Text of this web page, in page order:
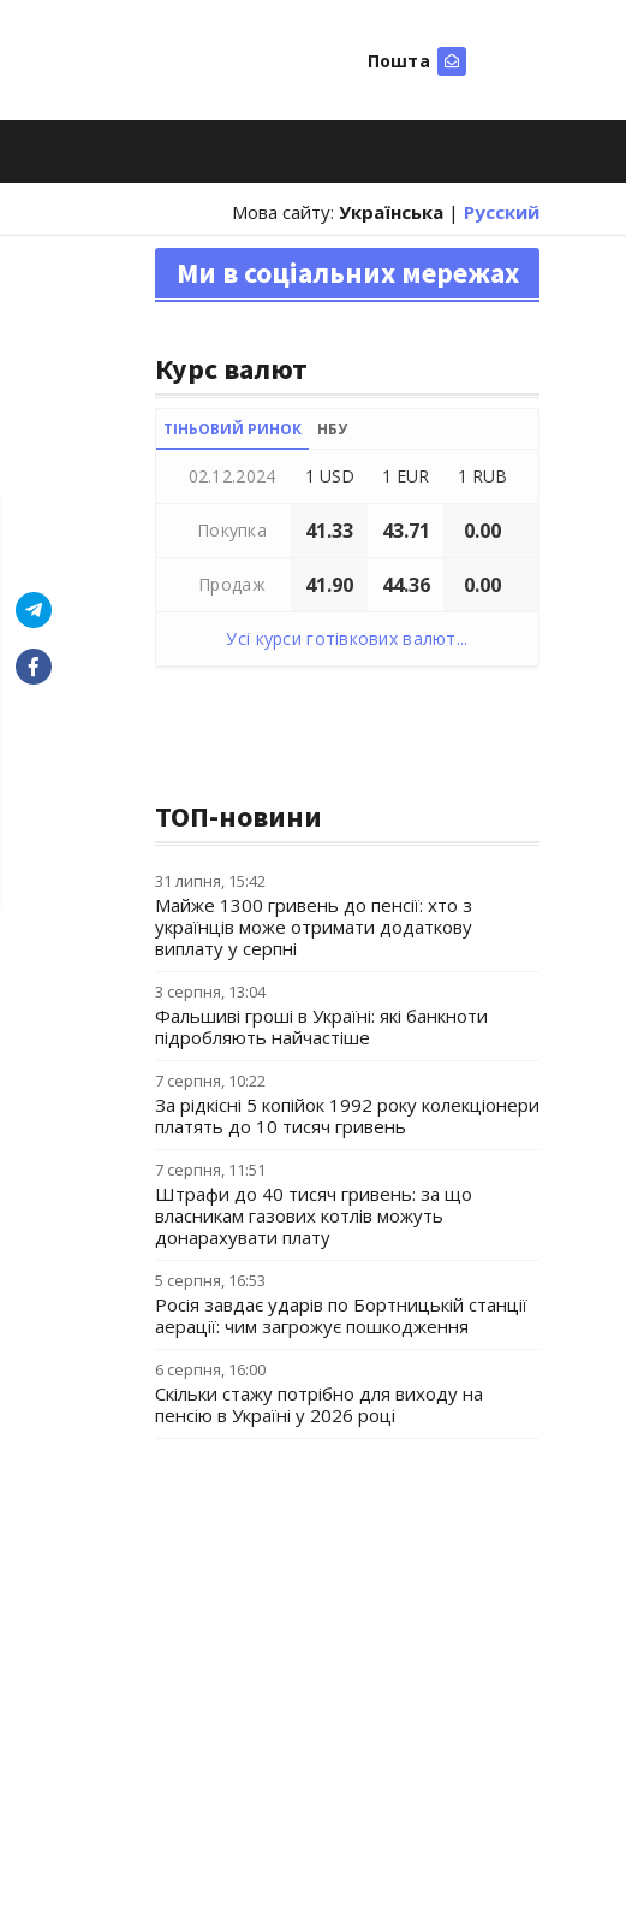
Пошта
Мова сайту: Українська | Русский
Ми в соціальних мережах
Курс валют
ТІНЬОВИЙ РИНОК НБУ
02.12.2024 1 USD 1 EUR 1 RUB
Покупка 41.33 43.71 0.00
Продаж 41.90 44.36 0.00
Усі курси готівкових валют...
ТОП-новини
31 липня, 15:42
Майже 1300 гривень до пенсії: хто з
українців може отримати додаткову
виплату у серпні
3 серпня, 13:04
Фальшиві гроші в Україні: які банкноти
підробляють найчастіше
7 серпня, 10:22
За рідкісні 5 копійок 1992 року колекціонери
платять до 10 тисяч гривень
7 серпня, 11:51
Штрафи до 40 тисяч гривень: за що
власникам газових котлів можуть
донарахувати плату
5 серпня, 16:53
Росія завдає ударів по Бортницькій станції
аерації: чим загрожує пошкодження
6 серпня, 16:00
Скільки стажу потрібно для виходу на
пенсію в Україні у 2026 році